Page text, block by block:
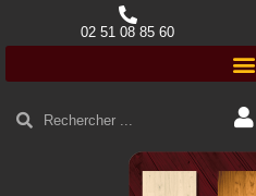
02 51 08 85 60